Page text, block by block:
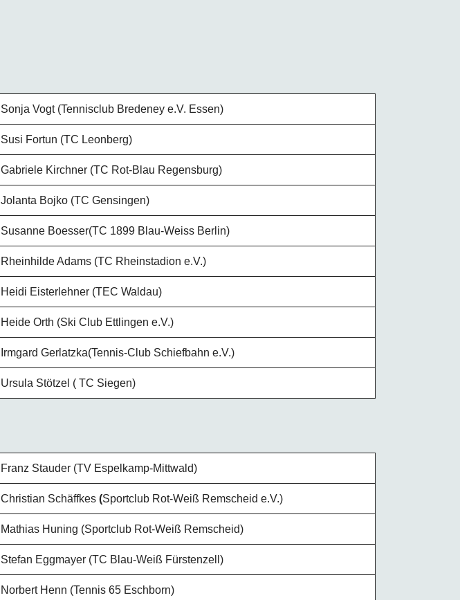
Sonja Vogt (Tennisclub Bredeney e.V. Essen)
Susi Fortun (TC Leonberg)
Gabriele Kirchner (TC Rot-Blau Regensburg)
Jolanta Bojko (TC Gensingen)
Susanne Boesser(TC 1899 Blau-Weiss Berlin)
Rheinhilde Adams (TC Rheinstadion e.V.)
Heidi Eisterlehner (TEC Waldau)
Heide Orth (Ski Club Ettlingen e.V.)
Irmgard Gerlatzka(Tennis-Club Schiefbahn e.V.)
Ursula Stötzel ( TC Siegen)
Franz Stauder (TV Espelkamp-Mittwald)
Christian Schäffkes (Sportclub Rot-Weiß Remscheid e.V.)
Mathias Huning (Sportclub Rot-Weiß Remscheid)
Stefan Eggmayer (TC Blau-Weiß Fürstenzell)
Norbert Henn (Tennis 65 Eschborn)